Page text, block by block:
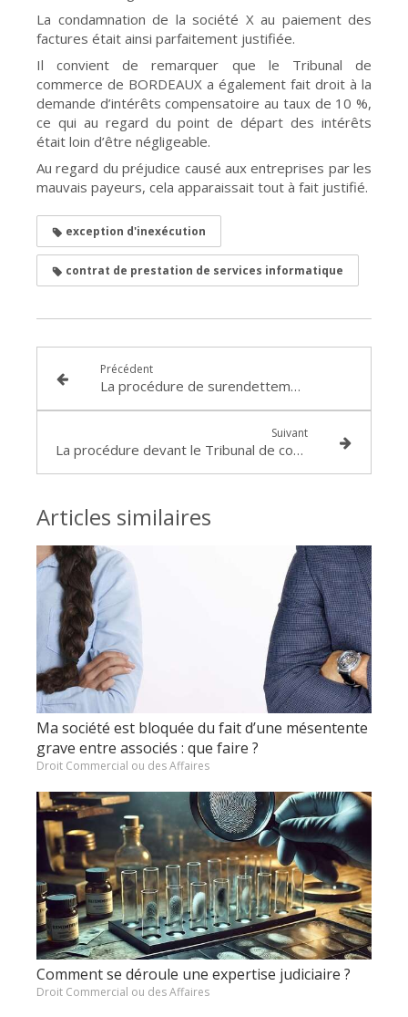
La condamnation de la société X au paiement des
factures était ainsi parfaitement justifiée.
Il convient de remarquer que le Tribunal de
commerce de BORDEAUX a également fait droit à la
demande d’intérêts compensatoire au taux de 10 %,
ce qui au regard du point de départ des intérêts
était loin d’être négligeable.
Au regard du préjudice causé aux entreprises par les
mauvais payeurs, cela apparaissait tout à fait justifié.
exception d'inexécution
contrat de prestation de services informatique
Précédent
La procédure de surendettement des particuliers ouverte aux dirigeants cautions
Suivant
La procédure devant le Tribunal de commerce
Articles similaires
Ma société est bloquée du fait d’une mésentente
grave entre associés : que faire ?
Droit Commercial ou des Affaires
Comment se déroule une expertise judiciaire ?
Droit Commercial ou des Affaires